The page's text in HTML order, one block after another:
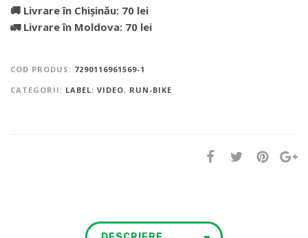
🚚 Livrare în Chișinău: 70 lei
🚛 Livrare în Moldova: 70 lei
COD PRODUS: 7290116961569-1
CATEGORII: LABEL: VIDEO, RUN-BIKE